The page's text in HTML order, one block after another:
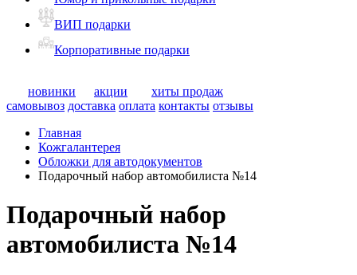
ВИП подарки
Корпоративные подарки
новинки акции
хиты продаж
самовывоз доставка оплата контакты отзывы
Главная
Кожгалантерея
Обложки для автодокументов
Подарочный набор автомобилиста №14
Подарочный набор
автомобилиста №14